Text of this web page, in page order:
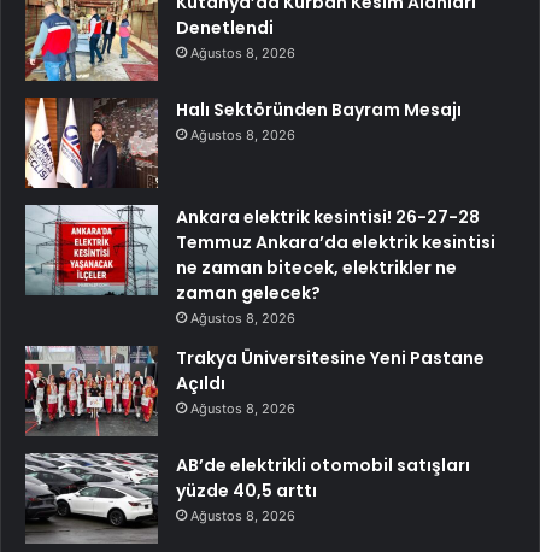
Denetlendi
Ağustos 8, 2026
Halı Sektöründen Bayram Mesajı
Ağustos 8, 2026
Ankara elektrik kesintisi! 26-27-28
Temmuz Ankara’da elektrik kesintisi
ne zaman bitecek, elektrikler ne
zaman gelecek?
Ağustos 8, 2026
Trakya Üniversitesine Yeni Pastane
Açıldı
Ağustos 8, 2026
AB’de elektrikli otomobil satışları
yüzde 40,5 arttı
Ağustos 8, 2026